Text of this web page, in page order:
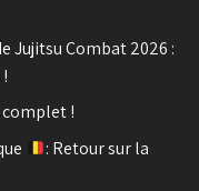
Jujitsu Combat 2026 :
complet !
: Retour sur la